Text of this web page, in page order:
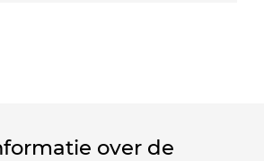
over de